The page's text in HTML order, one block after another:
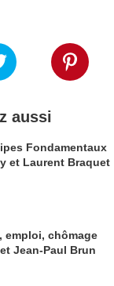
aussi
Fondamentaux
et Laurent Braquet
emploi, chômage
Jean-Paul Brun